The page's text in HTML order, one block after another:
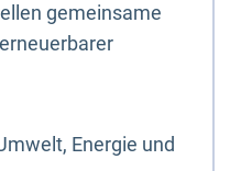
gemeinsame
Energie und